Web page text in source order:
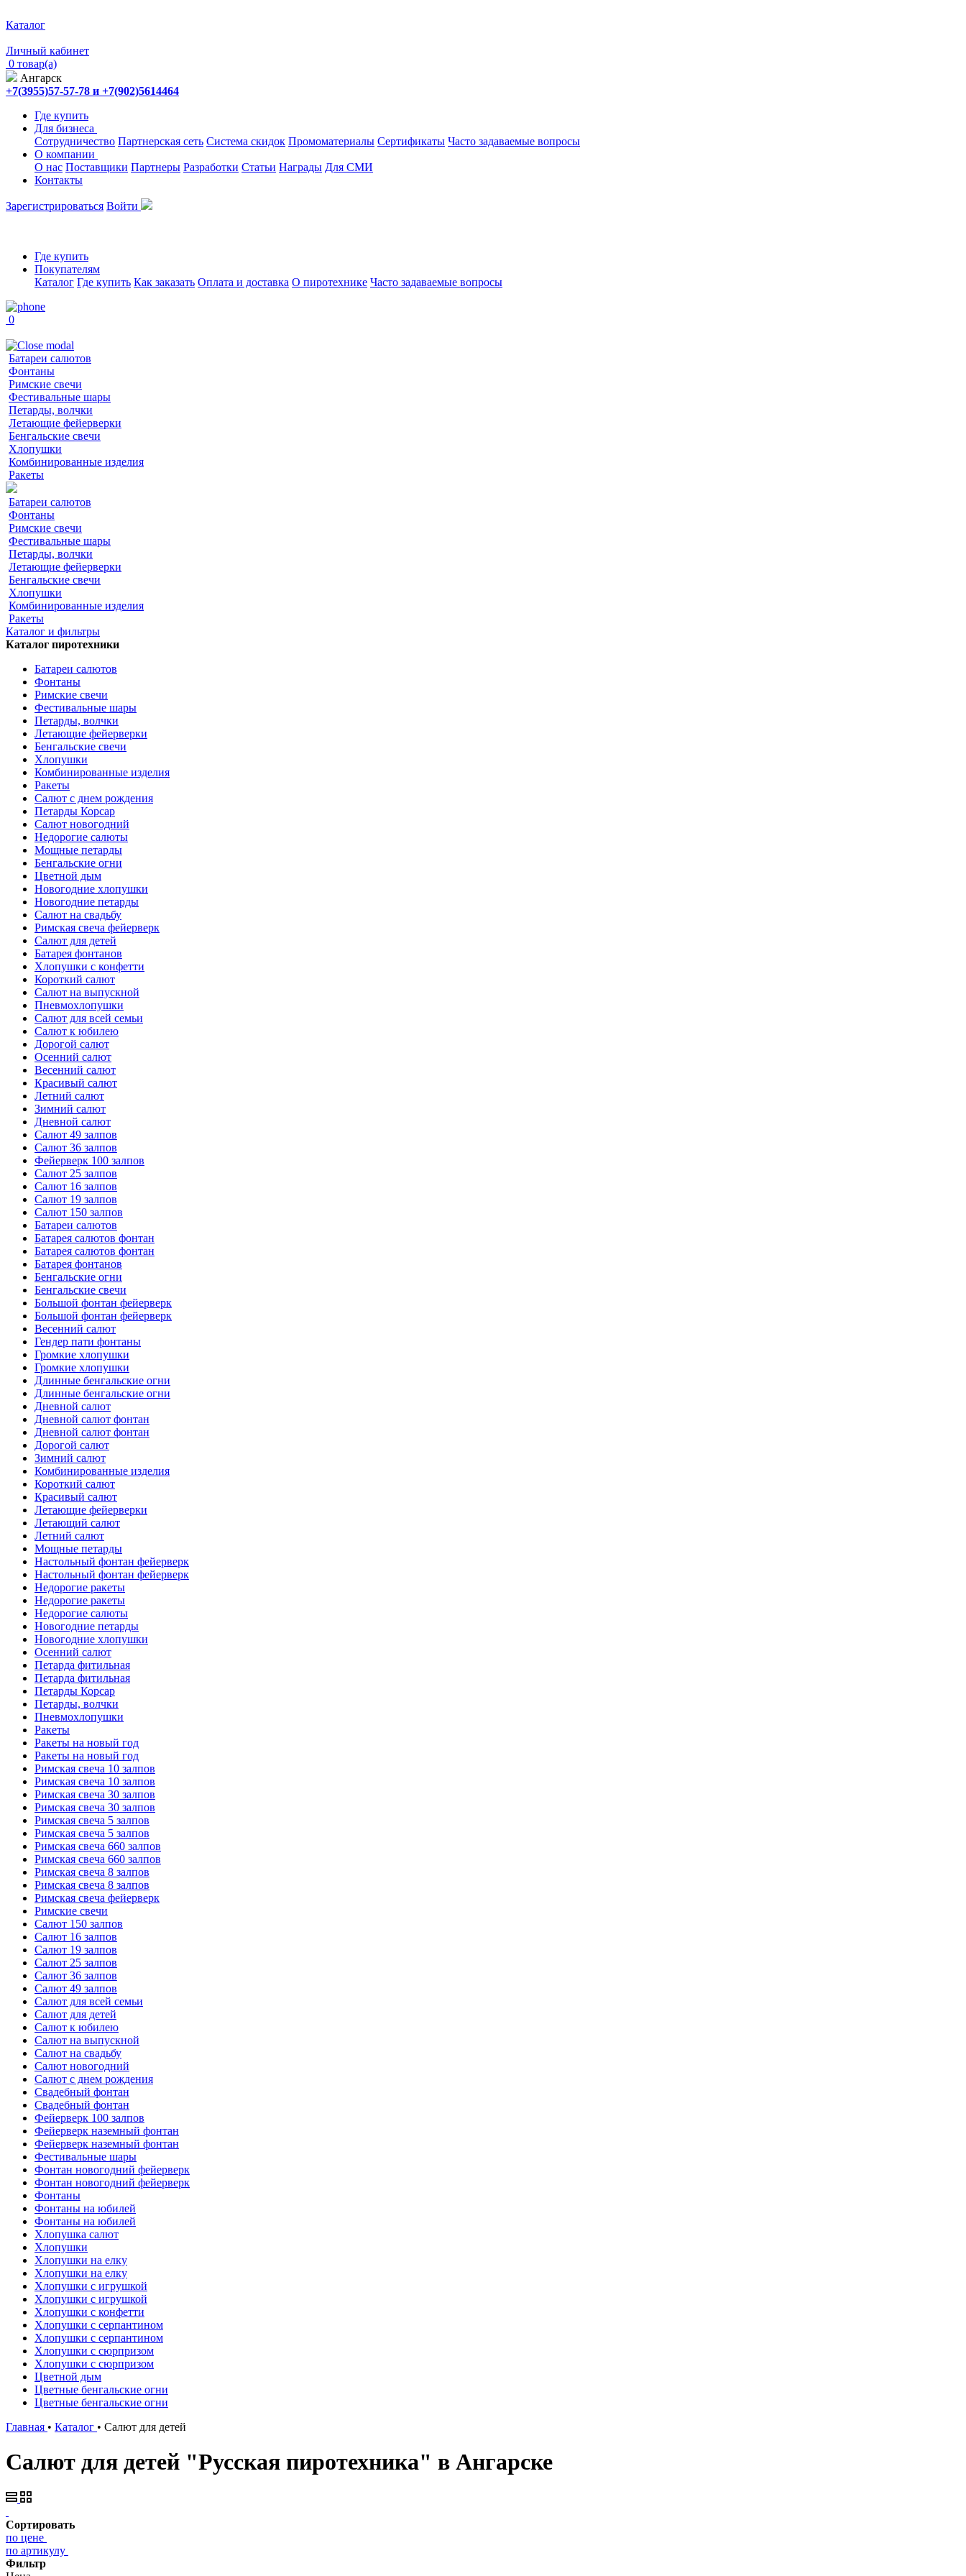
Каталог
Личный кабинет
0 товар(а)
Ангарск
+7(3955)57-57-78 и +7(902)5614464
Где купить
Для бизнеса
Сотрудничество Партнерская сеть Система скидок Промоматериалы Сертификаты Часто задаваемые вопросы
О компании
О нас Поставщики Партнеры Разработки Статьи Награды Для СМИ
Контакты
Зарегистрироваться Войти
Где купить
Покупателям
Каталог Где купить Как заказать Оплата и доставка О пиротехнике Часто задаваемые вопросы
0
Батареи салютов
Фонтаны
Римские свечи
Фестивальные шары
Петарды, волчки
Летающие фейерверки
Бенгальские свечи
Хлопушки
Комбинированные изделия
Ракеты
Батареи салютов
Фонтаны
Римские свечи
Фестивальные шары
Петарды, волчки
Летающие фейерверки
Бенгальские свечи
Хлопушки
Комбинированные изделия
Ракеты
Каталог и фильтры
Каталог пиротехники
Батареи салютов
Фонтаны
Римские свечи
Фестивальные шары
Петарды, волчки
Летающие фейерверки
Бенгальские свечи
Хлопушки
Комбинированные изделия
Ракеты
Салют с днем рождения
Петарды Корсар
Салют новогодний
Недорогие салюты
Мощные петарды
Бенгальские огни
Цветной дым
Новогодние хлопушки
Новогодние петарды
Салют на свадьбу
Римская свеча фейерверк
Салют для детей
Батарея фонтанов
Хлопушки с конфетти
Короткий салют
Салют на выпускной
Пневмохлопушки
Салют для всей семьи
Салют к юбилею
Дорогой салют
Осенний салют
Весенний салют
Красивый салют
Летний салют
Зимний салют
Дневной салют
Салют 49 залпов
Салют 36 залпов
Фейерверк 100 залпов
Салют 25 залпов
Салют 16 залпов
Салют 19 залпов
Салют 150 залпов
Батареи салютов
Батарея салютов фонтан
Батарея салютов фонтан
Батарея фонтанов
Бенгальские огни
Бенгальские свечи
Большой фонтан фейерверк
Большой фонтан фейерверк
Весенний салют
Гендер пати фонтаны
Громкие хлопушки
Громкие хлопушки
Длинные бенгальские огни
Длинные бенгальские огни
Дневной салют
Дневной салют фонтан
Дневной салют фонтан
Дорогой салют
Зимний салют
Комбинированные изделия
Короткий салют
Красивый салют
Летающие фейерверки
Летающий салют
Летний салют
Мощные петарды
Настольный фонтан фейерверк
Настольный фонтан фейерверк
Недорогие ракеты
Недорогие ракеты
Недорогие салюты
Новогодние петарды
Новогодние хлопушки
Осенний салют
Петарда фитильная
Петарда фитильная
Петарды Корсар
Петарды, волчки
Пневмохлопушки
Ракеты
Ракеты на новый год
Ракеты на новый год
Римская свеча 10 залпов
Римская свеча 10 залпов
Римская свеча 30 залпов
Римская свеча 30 залпов
Римская свеча 5 залпов
Римская свеча 5 залпов
Римская свеча 660 залпов
Римская свеча 660 залпов
Римская свеча 8 залпов
Римская свеча 8 залпов
Римская свеча фейерверк
Римские свечи
Салют 150 залпов
Салют 16 залпов
Салют 19 залпов
Салют 25 залпов
Салют 36 залпов
Салют 49 залпов
Салют для всей семьи
Салют для детей
Салют к юбилею
Салют на выпускной
Салют на свадьбу
Салют новогодний
Салют с днем рождения
Свадебный фонтан
Свадебный фонтан
Фейерверк 100 залпов
Фейерверк наземный фонтан
Фейерверк наземный фонтан
Фестивальные шары
Фонтан новогодний фейерверк
Фонтан новогодний фейерверк
Фонтаны
Фонтаны на юбилей
Фонтаны на юбилей
Хлопушка салют
Хлопушки
Хлопушки на елку
Хлопушки на елку
Хлопушки с игрушкой
Хлопушки с игрушкой
Хлопушки с конфетти
Хлопушки с серпантином
Хлопушки с серпантином
Хлопушки с сюрпризом
Хлопушки с сюрпризом
Цветной дым
Цветные бенгальские огни
Цветные бенгальские огни
Главная • Каталог • Салют для детей
Салют для детей "Русская пиротехника" в Ангарске
Сортировать
по цене
по артикулу
Фильтр